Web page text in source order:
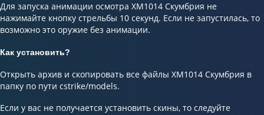
Для запуска анимации осмотра XM1014 Скумбрия не
нажимайте кнопку стрельбы 10 секунд. Если не запустилась, то
возможно это оружие без анимации.
Как установить?
Открыть архив и скопировать все файлы XM1014 Скумбрия в
папку по пути cstrike/models.
Если у вас не получается установить скины, то следуйте